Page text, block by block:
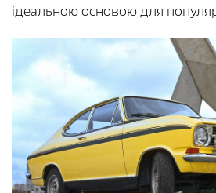
ідеальною основою для